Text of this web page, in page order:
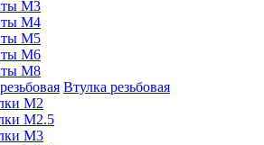
М3
М4
М5
М6
М8
Втулка резьбовая
М2
М2.5
М3